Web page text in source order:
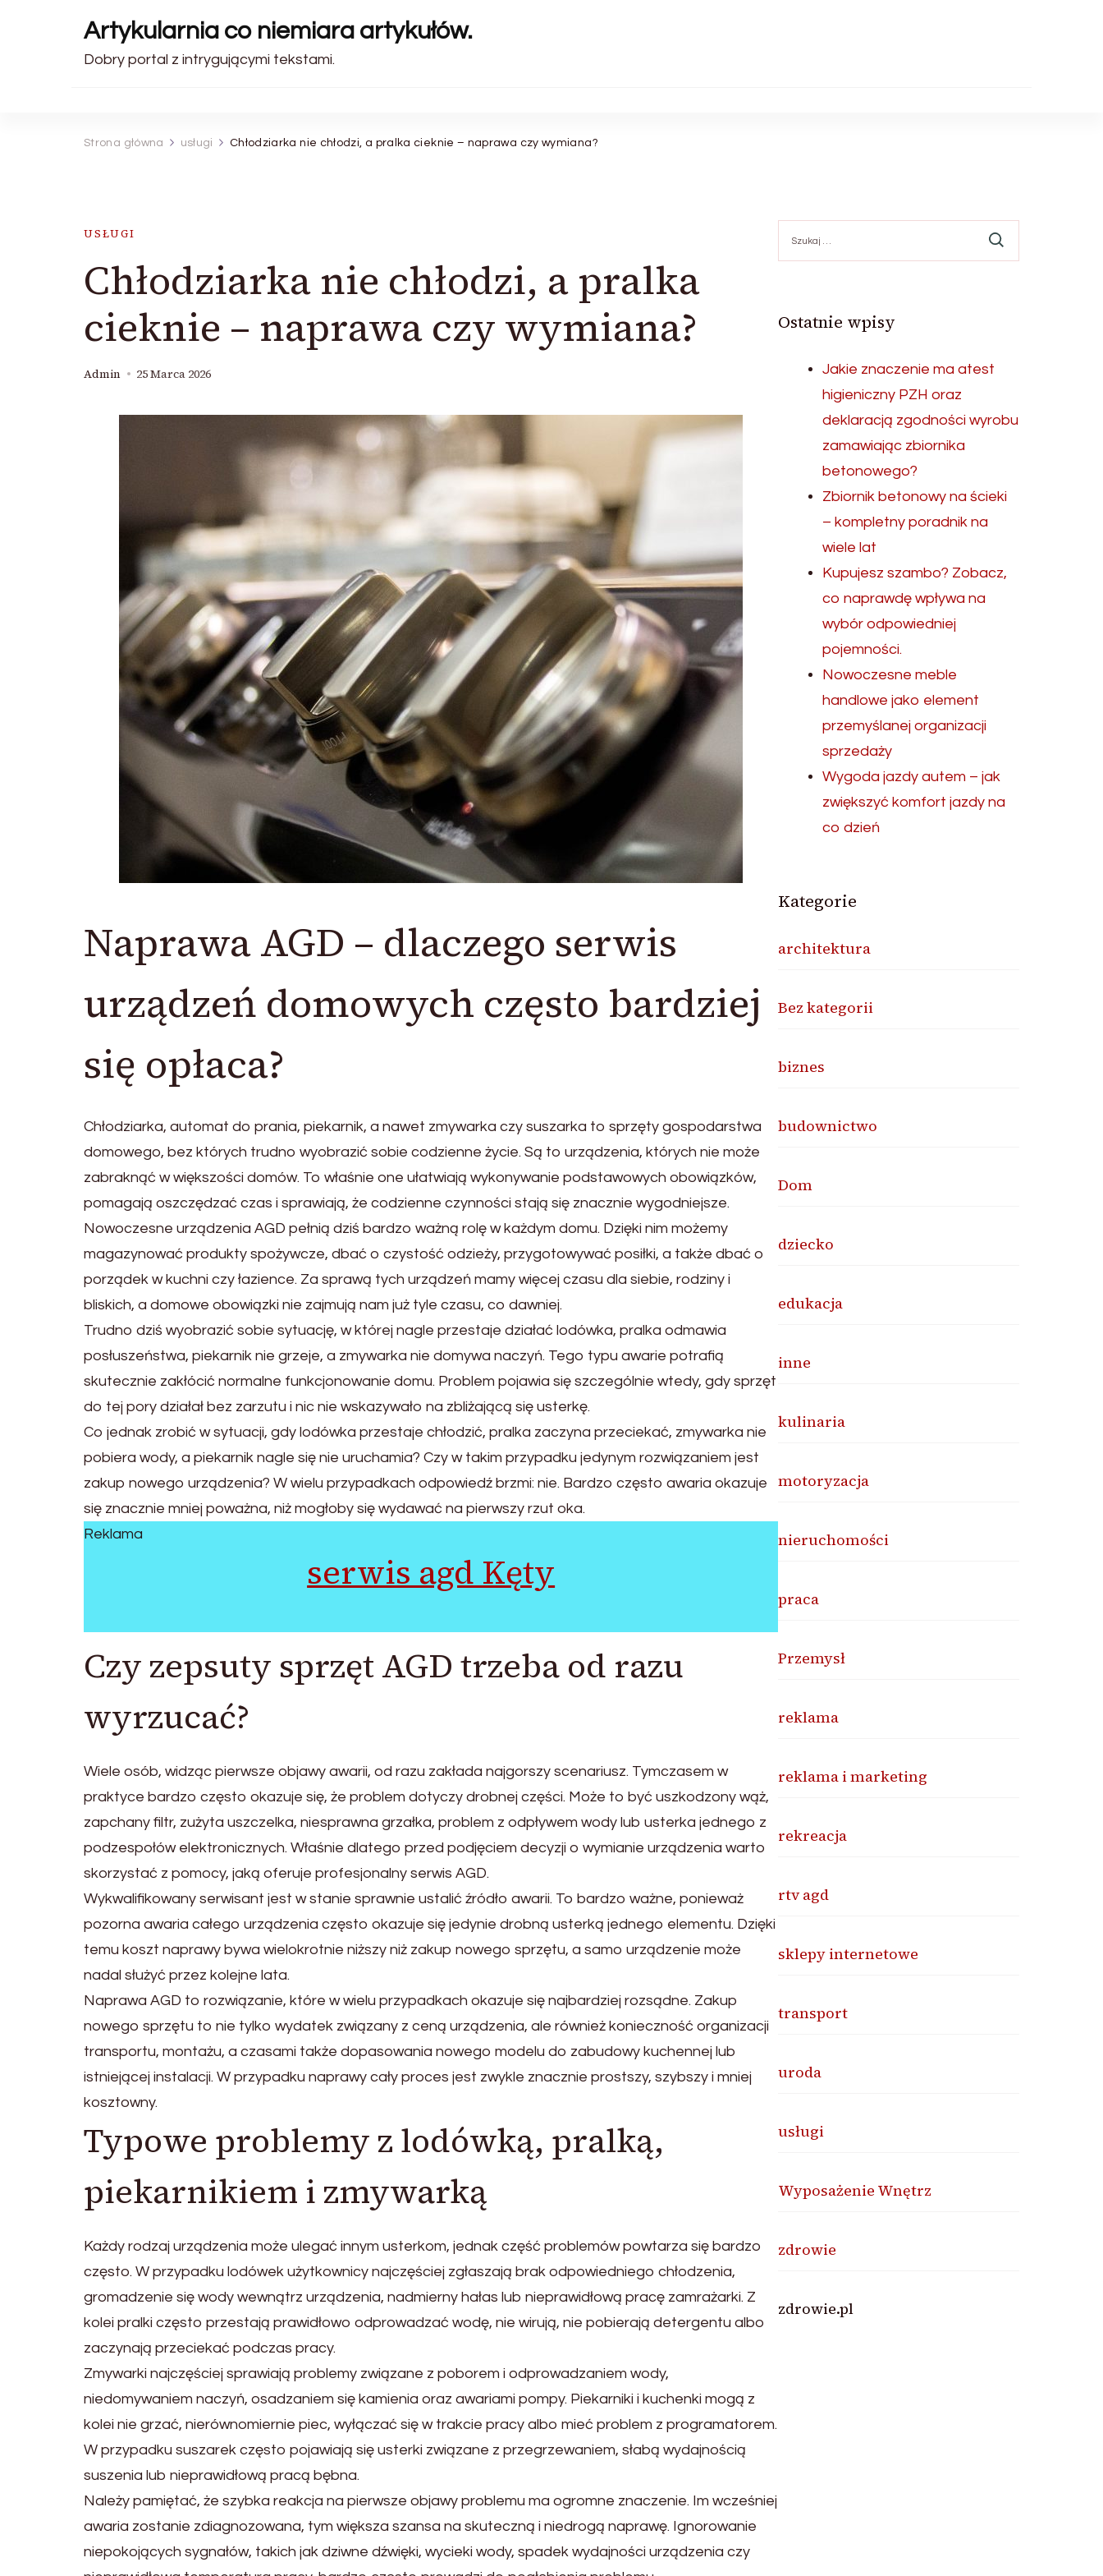
Artykularnia co niemiara artykułów.
Dobry portal z intrygującymi tekstami.
Strona główna usługi Chłodziarka nie chłodzi, a pralka cieknie – naprawa czy wymiana?
USŁUGI
Chłodziarka nie chłodzi, a pralka
cieknie – naprawa czy wymiana?
Admin 25 Marca 2026
Naprawa AGD – dlaczego serwis
urządzeń domowych często bardziej
się opłaca?
Chłodziarka, automat do prania, piekarnik, a nawet zmywarka czy suszarka to sprzęty gospodarstwa
domowego, bez których trudno wyobrazić sobie codzienne życie. Są to urządzenia, których nie może
zabraknąć w większości domów. To właśnie one ułatwiają wykonywanie podstawowych obowiązków,
pomagają oszczędzać czas i sprawiają, że codzienne czynności stają się znacznie wygodniejsze.
Nowoczesne urządzenia AGD pełnią dziś bardzo ważną rolę w każdym domu. Dzięki nim możemy
magazynować produkty spożywcze, dbać o czystość odzieży, przygotowywać posiłki, a także dbać o
porządek w kuchni czy łazience. Za sprawą tych urządzeń mamy więcej czasu dla siebie, rodziny i
bliskich, a domowe obowiązki nie zajmują nam już tyle czasu, co dawniej.
Trudno dziś wyobrazić sobie sytuację, w której nagle przestaje działać lodówka, pralka odmawia
posłuszeństwa, piekarnik nie grzeje, a zmywarka nie domywa naczyń. Tego typu awarie potrafią
skutecznie zakłócić normalne funkcjonowanie domu. Problem pojawia się szczególnie wtedy, gdy sprzęt
do tej pory działał bez zarzutu i nic nie wskazywało na zbliżającą się usterkę.
Co jednak zrobić w sytuacji, gdy lodówka przestaje chłodzić, pralka zaczyna przeciekać, zmywarka nie
pobiera wody, a piekarnik nagle się nie uruchamia? Czy w takim przypadku jedynym rozwiązaniem jest
zakup nowego urządzenia? W wielu przypadkach odpowiedź brzmi: nie. Bardzo często awaria okazuje
się znacznie mniej poważna, niż mogłoby się wydawać na pierwszy rzut oka.
Reklama
serwis agd Kęty
Czy zepsuty sprzęt AGD trzeba od razu
wyrzucać?
Wiele osób, widząc pierwsze objawy awarii, od razu zakłada najgorszy scenariusz. Tymczasem w
praktyce bardzo często okazuje się, że problem dotyczy drobnej części. Może to być uszkodzony wąż,
zapchany filtr, zużyta uszczelka, niesprawna grzałka, problem z odpływem wody lub usterka jednego z
podzespołów elektronicznych. Właśnie dlatego przed podjęciem decyzji o wymianie urządzenia warto
skorzystać z pomocy, jaką oferuje profesjonalny serwis AGD.
Wykwalifikowany serwisant jest w stanie sprawnie ustalić źródło awarii. To bardzo ważne, ponieważ
pozorna awaria całego urządzenia często okazuje się jedynie drobną usterką jednego elementu. Dzięki
temu koszt naprawy bywa wielokrotnie niższy niż zakup nowego sprzętu, a samo urządzenie może
nadal służyć przez kolejne lata.
Naprawa AGD to rozwiązanie, które w wielu przypadkach okazuje się najbardziej rozsądne. Zakup
nowego sprzętu to nie tylko wydatek związany z ceną urządzenia, ale również konieczność organizacji
transportu, montażu, a czasami także dopasowania nowego modelu do zabudowy kuchennej lub
istniejącej instalacji. W przypadku naprawy cały proces jest zwykle znacznie prostszy, szybszy i mniej
kosztowny.
Typowe problemy z lodówką, pralką,
piekarnikiem i zmywarką
Każdy rodzaj urządzenia może ulegać innym usterkom, jednak część problemów powtarza się bardzo
często. W przypadku lodówek użytkownicy najczęściej zgłaszają brak odpowiedniego chłodzenia,
gromadzenie się wody wewnątrz urządzenia, nadmierny hałas lub nieprawidłową pracę zamrażarki. Z
kolei pralki często przestają prawidłowo odprowadzać wodę, nie wirują, nie pobierają detergentu albo
zaczynają przeciekać podczas pracy.
Zmywarki najczęściej sprawiają problemy związane z poborem i odprowadzaniem wody,
niedomywaniem naczyń, osadzaniem się kamienia oraz awariami pompy. Piekarniki i kuchenki mogą z
kolei nie grzać, nierównomiernie piec, wyłączać się w trakcie pracy albo mieć problem z programatorem.
W przypadku suszarek często pojawiają się usterki związane z przegrzewaniem, słabą wydajnością
suszenia lub nieprawidłową pracą bębna.
Należy pamiętać, że szybka reakcja na pierwsze objawy problemu ma ogromne znaczenie. Im wcześniej
awaria zostanie zdiagnozowana, tym większa szansa na skuteczną i niedrogą naprawę. Ignorowanie
niepokojących sygnałów, takich jak dziwne dźwięki, wycieki wody, spadek wydajności urządzenia czy
Ostatnie wpisy
Jakie znaczenie ma atest
higieniczny PZH oraz
deklaracją zgodności wyrobu
zamawiając zbiornika
betonowego?
Zbiornik betonowy na ścieki
– kompletny poradnik na
wiele lat
Kupujesz szambo? Zobacz,
co naprawdę wpływa na
wybór odpowiedniej
pojemności.
Nowoczesne meble
handlowe jako element
przemyślanej organizacji
sprzedaży
Wygoda jazdy autem – jak
zwiększyć komfort jazdy na
co dzień
Kategorie
architektura
Bez kategorii
biznes
budownictwo
Dom
dziecko
edukacja
inne
kulinaria
motoryzacja
nieruchomości
praca
Przemysł
reklama
reklama i marketing
rekreacja
rtv agd
sklepy internetowe
transport
uroda
usługi
Wyposażenie Wnętrz
zdrowie
zdrowie.pl